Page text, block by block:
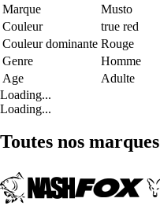
Marque
Musto
Couleur
true red
Couleur dominante Rouge
Genre
Homme
Age
Adulte
Loading...
Loading...
Toutes nos marques